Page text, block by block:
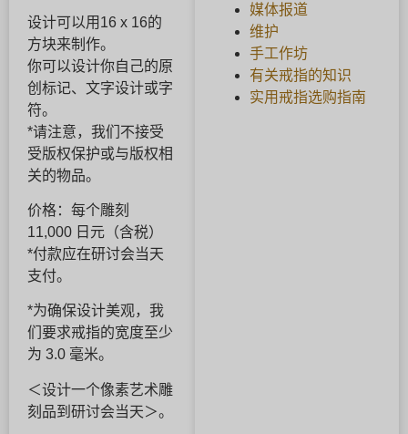
设计可以用16 x 16的
方块来制作。
你可以设计你自己的原
创标记、文字设计或字
符。
*请注意，我们不接受
受版权保护或与版权相
关的物品。
价格：每个雕刻
11,000 日元（含税）
*付款应在研讨会当天
支付。
*为确保设计美观，我
们要求戒指的宽度至少
为 3.0 毫米。
＜设计一个像素艺术雕
刻品到研讨会当天＞。
媒体报道
维护
手工作坊
有关戒指的知识
实用戒指选购指南